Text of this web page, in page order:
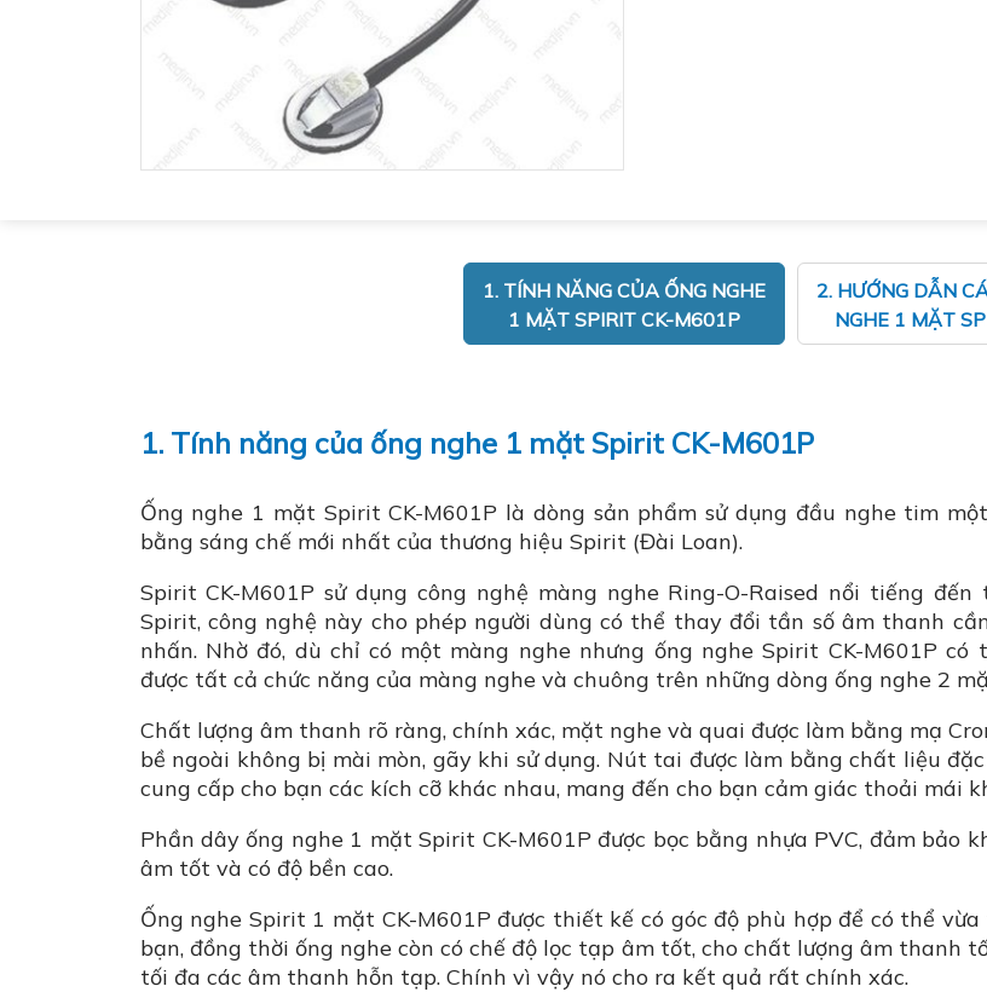
1. TÍNH NĂNG CỦA ỐNG NGHE
1 MẶT SPIRIT CK-M601P
2. HƯỚNG DẪN
NGHE 1 MẶT
1. Tính năng của ống nghe 1 mặt Spirit CK-M601P
Ống nghe 1 mặt Spirit CK-M601P là dòng sản phẩm sử dụng đầu nghe tim
bằng sáng chế mới nhất của thương hiệu Spirit (Đài Loan).
Spirit CK-M601P sử dụng công nghệ màng nghe Ring-O-Raised nổi tiếng đến
Spirit, công nghệ này cho phép người dùng có thể thay đổi tần số âm thanh
nhấn. Nhờ đó, dù chỉ có một màng nghe nhưng ống nghe Spirit CK-M601P có
được tất cả chức năng của màng nghe và chuông trên những dòng ống nghe 2
Chất lượng âm thanh rõ ràng, chính xác, mặt nghe và quai được làm bằng mạ
bề ngoài không bị mài mòn, gãy khi sử dụng. Nút tai được làm bằng chất liệu
cung cấp cho bạn các kích cỡ khác nhau, mang đến cho bạn cảm giác thoải mái
Phần dây ống nghe 1 mặt Spirit CK-M601P được bọc bằng nhựa PVC, đảm bảo
âm tốt và có độ bền cao.
Ống nghe Spirit 1 mặt CK-M601P được thiết kế có góc độ phù hợp để có thể
bạn, đồng thời ống nghe còn có chế độ lọc tạp âm tốt, cho chất lượng âm thanh
tối đa các âm thanh hỗn tạp. Chính vì vậy nó cho ra kết quả rất chính xác.